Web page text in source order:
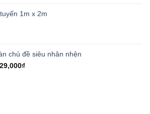
1m x 2m
chủ đề siêu nhân nhện
Giá
29,000₫Giá